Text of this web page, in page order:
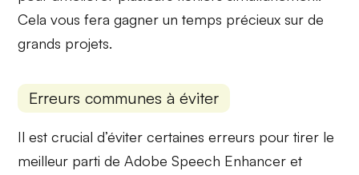
Cela vous fera gagner un temps précieux sur de
grands projets.
Erreurs communes à éviter
Il est crucial d’éviter certaines erreurs pour tirer le
meilleur parti de Adobe Speech Enhancer et